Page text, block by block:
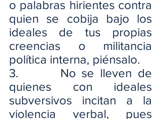
o palabras hirientes contra
quien se cobija bajo los
ideales de tus propias
creencias o militancia
política interna, piénsalo.
3.       No se lleven de
quienes con ideales
subversivos incitan a la
violencia verbal, pues